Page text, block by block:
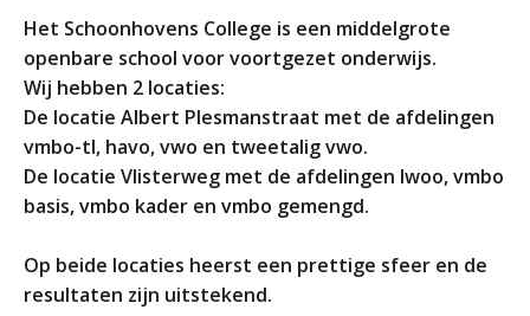
Locaties
Missie en visie
Organisatie
Klachten en integriteit
GROEP 8
Kennismaking / Open dagen
Schoolgids
Het Schoonhovens College is een middelgrote
openbare school voor voortgezet onderwijs.
Wij hebben 2 locaties:
De locatie Albert Plesmanstraat met de afdelingen
vmbo-tl, havo, vwo en tweetalig vwo.
De locatie Vlisterweg met de afdelingen lwoo, vmbo
basis, vmbo kader en vmbo gemengd.
Op beide locaties heerst een prettige sfeer en de
resultaten zijn uitstekend.